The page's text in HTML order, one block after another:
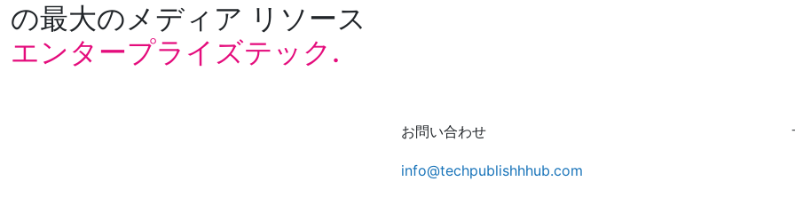
の最大のメディア リソース
エンタープライズテック.
お問い合わせ
info@techpublishhhub.com